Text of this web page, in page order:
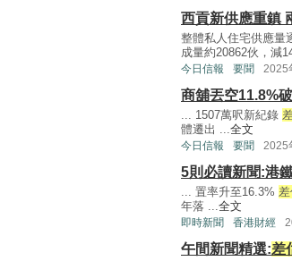
西貢新供應重鎮
整體私人住宅供應量
成量約20862伙，減
今日信報 要聞 2025
商舖丟空11.8%
... 1507萬呎新紀錄
體遷出 ...全文
今日信報 要聞 2025
5則必讀新聞:港
... 置率升至16.3%
年落 ...全文
即時新聞 香港財經
午間新聞精選:差